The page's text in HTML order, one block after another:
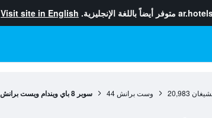
متوفر أيضاً باللغة الإنجليزية. Visit site in English
20,983 وست برانش 44 سوبر 8 باي ويندام ويست برانش